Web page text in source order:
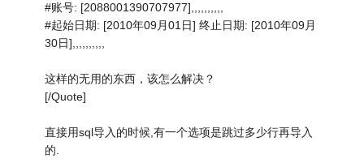
#账号: [2088001390707977],,,,,,,,,,
#起始日期: [2010年09月01日] 终止日期: [2010年09月
30日],,,,,,,,,,
这样的无用的东西，该怎么解决？
[/Quote]
直接用sql导入的时候,有一个选项是跳过多少行再导入
的.